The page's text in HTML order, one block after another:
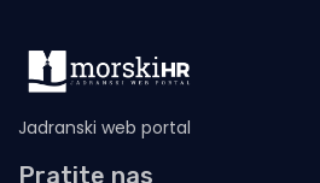
Jadranski web portal
Pratite nas